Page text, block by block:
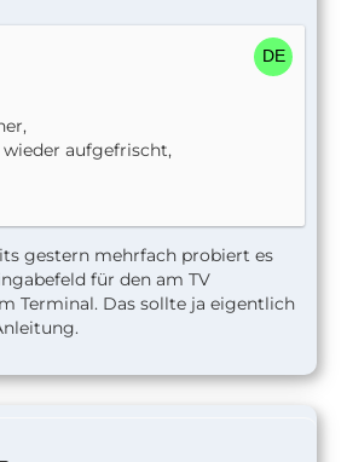
aufgefrischt,
gestern mehrfach probiert es
für den am TV
Terminal. Das sollte ja eigentlich